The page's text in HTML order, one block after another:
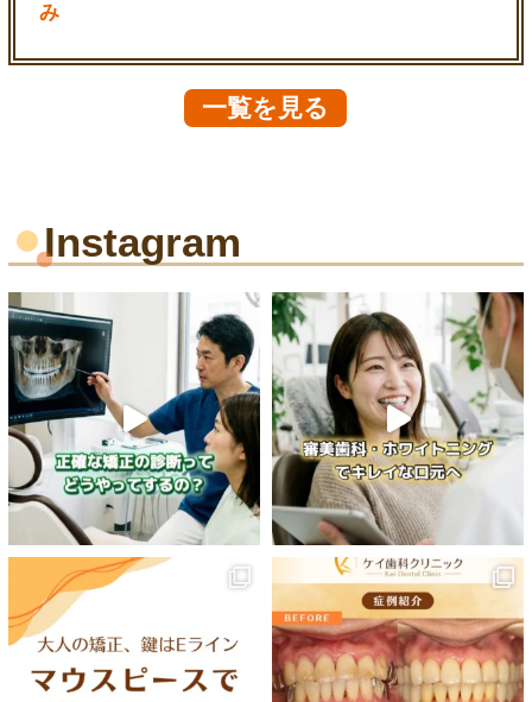
み
一覧を見る
Instagram